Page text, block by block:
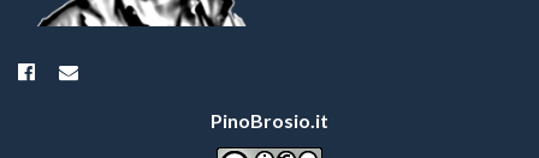
PinoBrosio.it